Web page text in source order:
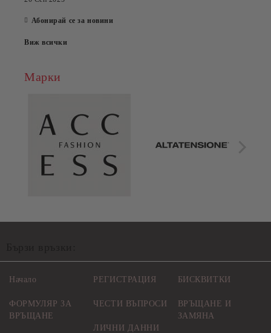
Абонирай се за новини
Виж всички
Марки
Начало
ФОРМУЛЯР ЗА
ВРЪЩАНЕ
РЕГИСТРАЦИЯ
ЧЕСТИ ВЪПРОСИ
ЛИЧНИ ДАННИ
БИСКВИТКИ
ВРЪЩАНЕ И
ЗАМЯНА